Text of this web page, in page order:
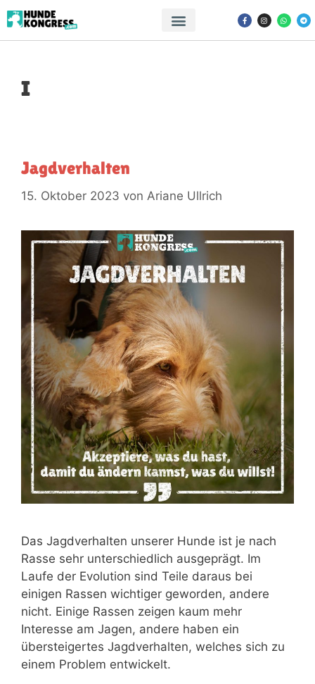
I
Jagdverhalten
15. Oktober 2023 von Ariane Ullrich
Das Jagdverhalten unserer Hunde ist je nach
Rasse sehr unterschiedlich ausgeprägt. Im
Laufe der Evolution sind Teile daraus bei
einigen Rassen wichtiger geworden, andere
nicht. Einige Rassen zeigen kaum mehr
Interesse am Jagen, andere haben ein
übersteigertes Jagdverhalten, welches sich zu
einem Problem entwickelt.